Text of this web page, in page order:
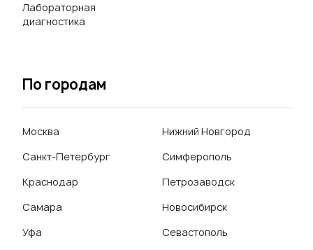
Лабораторная
диагностика
По городам
Москва
Санкт-Петербург
Краснодар
Самара
Уфа
Нижний Новгород
Симферополь
Петрозаводск
Новосибирск
Севастополь